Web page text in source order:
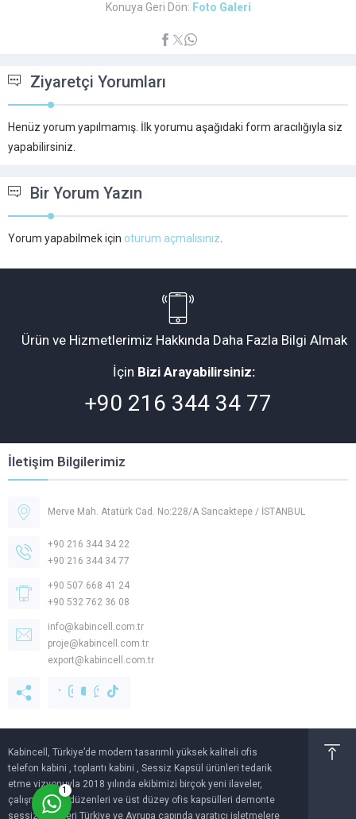
Konuya Geri Dön: Foto Galeri
Ziyaretçi Yorumları
Henüz yorum yapılmamış. İlk yorumu aşağıdaki form aracılığıyla siz
yapabilirsiniz.
Bir Yorum Yazın
Yorum yapabilmek için oturum açmalısınız
Ürün ve Hizmetlerimiz Hakkında Daha Fazla Bilgi Almak
İçin Bizi Arayabilirsiniz:
+90 216 344 34 77
İletişim Bilgilerimiz
Merve Mah. Atatürk Cad. No:228/A Sancaktepe / İSTANBUL
+90 216 344 34 22
+90 216 344 34 77
+90 507 668 41 24
+90 532 762 36 08
info@kabincell.com.tr
proje@kabincell.com.tr
export@kabincell.com.tr
Kabincell, Türkiye’de modern tasarımlı yüksek kaliteli ofis
telefon kabini , toplantı kabini , Sessiz Kapsül ürünleri tedarik
etme vizyonuyla 2018 yılında ekibimizi birçok yeni ilaveler,
çalışma alanı düzenleri ve üst düzey ofis kapsülleri demonte
sessiz kabinleri Türkiye ve Avrupa çapında yaratıcı işletmelere
Müşteri Temsilcisi -
Kabincell
1